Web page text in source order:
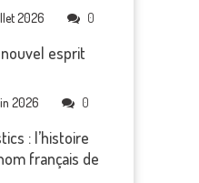
2026 0
esprit
2026 0
: l’histoire
français de